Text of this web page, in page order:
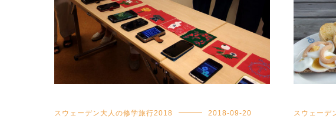
スウェーデン大人の修学旅行2018 2018-09-20 スウェーデ